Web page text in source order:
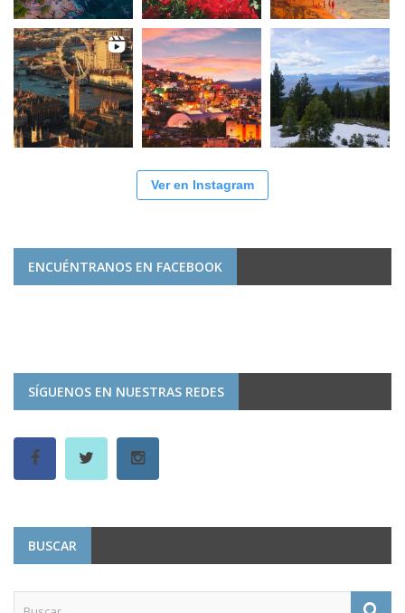
Ver en Instagram
ENCUÉNTRANOS EN FACEBOOK
SÍGUENOS EN NUESTRAS REDES
BUSCAR